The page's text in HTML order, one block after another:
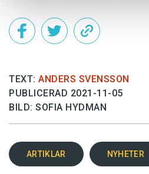
TEXT: ANDERS SVENSSON
PUBLICERAD 2021-11-05
BILD: SOFIA HYDMAN
ARTIKLAR NYHETER